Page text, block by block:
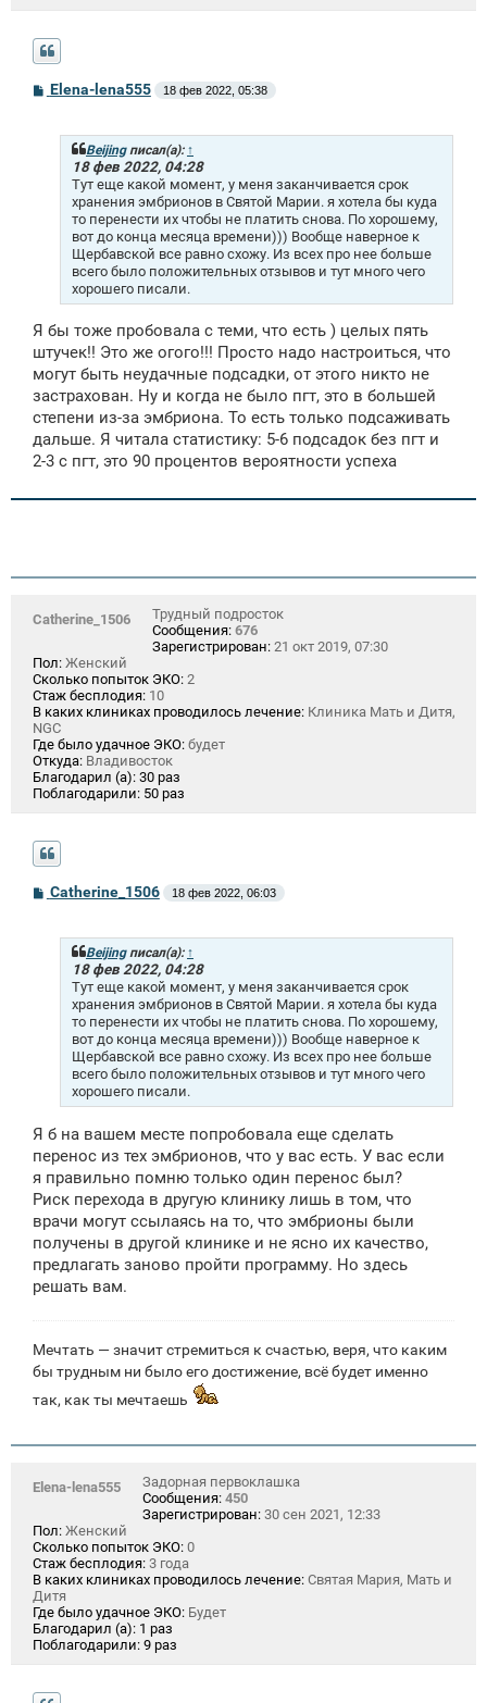
СElena-lena555 18 фев 2022, 05:38
Beijingписал(а): ↑
18 фев 2022, 04:28
Тут еще какой момент, у меня заканчивается срок
хранения эмбрионов в Святой Марии. я хотела бы куда
то перенести их чтобы не платить снова. По хорошему,
вот до конца месяца времени))) Вообще наверное к
Щербавской все равно схожу. Из всех про нее больше
всего было положительных отзывов и тут много чего
хорошего писали.
Я бы тоже пробовала с теми, что есть ) целых пять
штучек!! Это же огого!!! Просто надо настроиться, что
могут быть неудачные подсадки, от этого никто не
застрахован. Ну и когда не было пгт, это в большей
степени из-за эмбриона. То есть только подсаживать
дальше. Я читала статистику: 5-6 подсадок без пгт и
2-3 с пгт, это 90 процентов вероятности успеха
Catherine_1506
Трудный подросток
Сообщения: 676
Зарегистрирован: 21 окт 2019, 07:30
Пол: Женский
Сколько попыток ЭКО: 2
Стаж бесплодия: 10
В каких клиниках проводилось лечение: Клиника Мать и Дитя,
NGC
Где было удачное ЭКО: будет
Откуда: Владивосток
Благодарил (а): 30 раз
Поблагодарили: 50 раз
СCatherine_1506 18 фев 2022, 06:03
Beijingписал(а): ↑
18 фев 2022, 04:28
Тут еще какой момент, у меня заканчивается срок
хранения эмбрионов в Святой Марии. я хотела бы куда
то перенести их чтобы не платить снова. По хорошему,
вот до конца месяца времени))) Вообще наверное к
Щербавской все равно схожу. Из всех про нее больше
всего было положительных отзывов и тут много чего
хорошего писали.
Я б на вашем месте попробовала еще сделать
перенос из тех эмбрионов, что у вас есть. У вас если
я правильно помню только один перенос был?
Риск перехода в другую клинику лишь в том, что
врачи могут ссылаясь на то, что эмбрионы были
получены в другой клинике и не ясно их качество,
предлагать заново пройти программу. Но здесь
решать вам.
Мечтать — значит стремиться к счастью, веря, что каким
бы трудным ни было его достижение, всё будет именно
так, как ты мечтаешь
Elena-lena555
Задорная первоклашка
Сообщения: 450
Зарегистрирован: 30 сен 2021, 12:33
Пол: Женский
Сколько попыток ЭКО: 0
Стаж бесплодия: 3 года
В каких клиниках проводилось лечение: Святая Мария, Мать и
Дитя
Где было удачное ЭКО: Будет
Благодарил (а): 1 раз
Поблагодарили: 9 раз